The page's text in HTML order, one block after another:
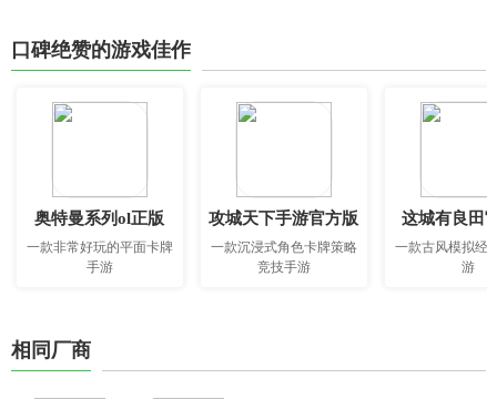
口碑绝赞的游戏佳作
奥特曼系列ol正版
一款非常好玩的平面卡牌
手游
攻城天下手游官方版
一款沉浸式角色卡牌策略
竞技手游
这城有良田
一款古风模拟经
游
相同厂商